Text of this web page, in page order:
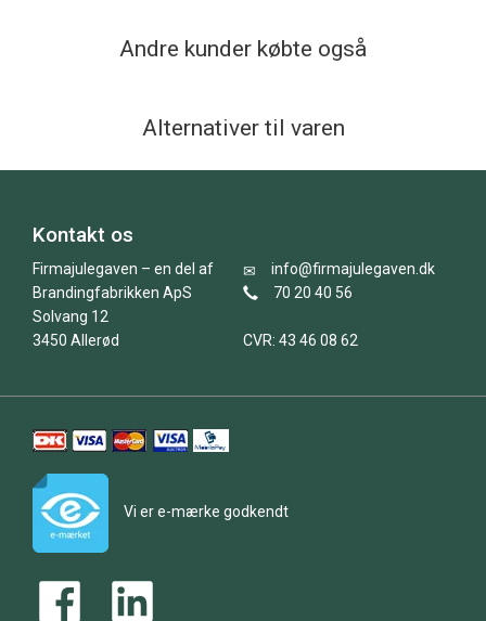
Andre kunder købte også
Alternativer til varen
Kontakt os
Firmajulegaven – en del af
Brandingfabrikken ApS
Solvang 12
3450 Allerød
info@firmajulegaven.dk
70 20 40 56
CVR: 43 46 08 62
Vi er e-mærke godkendt